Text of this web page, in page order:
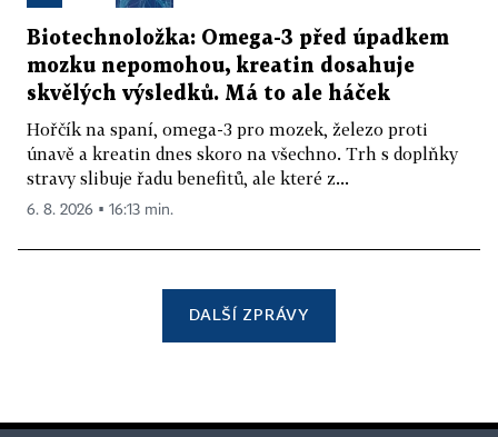
Biotechnoložka: Omega-3 před úpadkem
mozku nepomohou, kreatin dosahuje
skvělých výsledků. Má to ale háček
Hořčík na spaní, omega-3 pro mozek, železo proti
únavě a kreatin dnes skoro na všechno. Trh s doplňky
stravy slibuje řadu benefitů, ale které z...
6. 8. 2026 ▪ 16:13 min.
DALŠÍ ZPRÁVY